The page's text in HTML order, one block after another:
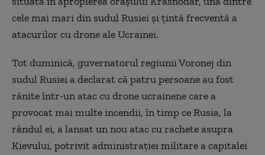
cele mai mari din sudul Rusiei şi ţintă frecventă a
atacurilor cu drone ale Ucrainei.
Tot duminică, guvernatorul regiunii Voronej din
sudul Rusiei a declarat că patru persoane au fost
rănite într-un atac cu drone ucrainene care a
provocat mai multe incendii, în timp ce Rusia, la
rândul ei, a lansat un nou atac cu rachete asupra
Kievului, potrivit administraţiei militare a capitalei